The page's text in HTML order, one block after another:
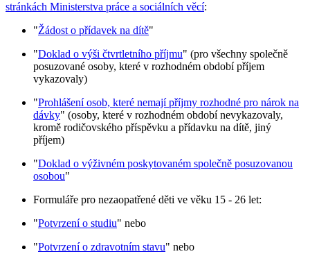
stránkách Ministerstva práce a sociálních věcí:
"Žádost o přídavek na dítě"
"Doklad o výši čtvrtletního příjmu" (pro všechny společně
posuzované osoby, které v rozhodném období příjem
vykazovaly)
"Prohlášení osob, které nemají příjmy rozhodné pro nárok na
dávky" (osoby, které v rozhodném období nevykazovaly,
kromě rodičovského příspěvku a přídavku na dítě, jiný
příjem)
"Doklad o výživném poskytovaném společně posuzovanou
osobou"
Formuláře pro nezaopatřené děti ve věku 15 - 26 let:
"Potvrzení o studiu" nebo
"Potvrzení o zdravotním stavu" nebo